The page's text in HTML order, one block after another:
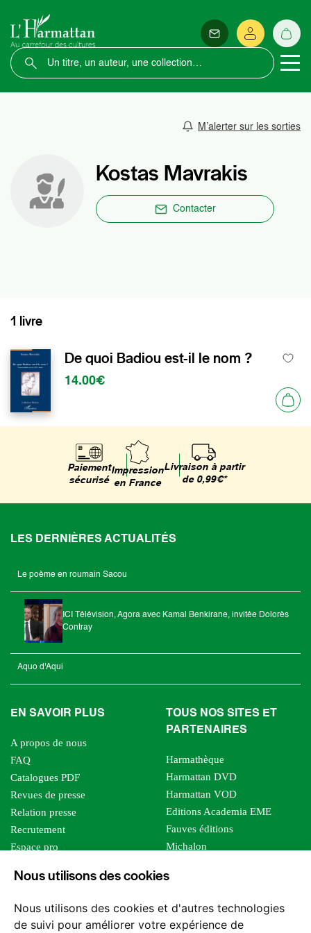
Nous utilisons des cookies
Nous utilisons des cookies et d'autres technologies
de suivi pour améliorer votre expérience de
M’alerter sur les sorties
Kostas Mavrakis
Contacter
1 livre
De quoi Badiou est-il le nom ?
14.00€
Paiement
sécurisé
Impression
en France
Livraison à partir
de 0,99€*
LES DERNIÈRES ACTUALITÉS
Le poème en roumain Sacou
ICI Télévision, Agora avec Kamal Benkirane, invitée Dolorès
Contray
Aquo d'Aqui
EN SAVOIR PLUS
A propos de nous
FAQ
Catalogues PDF
Revues de presse
Relation presse
Recrutement
Espace pro
Foreign rights
TOUS NOS SITES ET
PARTENAIRES
Harmathèque
Harmattan DVD
Harmattan VOD
Editions Academia EME
Fauves éditions
Michalon
Editions Sutton
Les impliqués